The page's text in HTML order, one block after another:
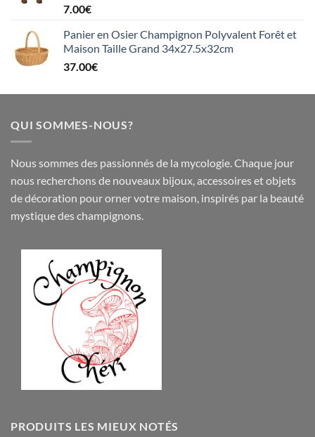
7.00€
Panier en Osier Champignon Polyvalent Forêt et
Maison Taille Grand 34x27.5x32cm
37.00€
QUI SOMMES-NOUS?
Nous sommes des passionnés de la mycologie. Chaque jour
nous recherchons de nouveaux bijoux,accessoireset objets
dedécoration pour orner votre maison, inspirés par la beauté
mystique des champignons.
PRODUITS LES MIEUX NOTÉS